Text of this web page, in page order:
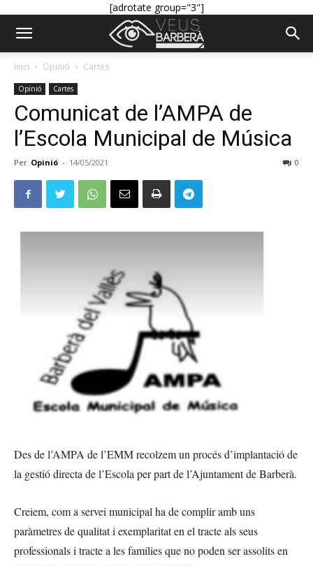
[adrotate group="3"]
Inici Opinió Cartes
Opinió Cartes
Comunicat de l’AMPA de
l’Escola Municipal de Música
Per Opinió - 14/05/2021 0
Des de l’AMPA de l’EMM recolzem un procés d’implantació de
la gestió directa de l’Escola per part de l’Ajuntament de Barberà.
Creiem, com a servei municipal ha de complir amb uns
paràmetres de qualitat i exemplaritat en el tracte als seus
professionals i tracte a les famílies que no poden ser assolits en